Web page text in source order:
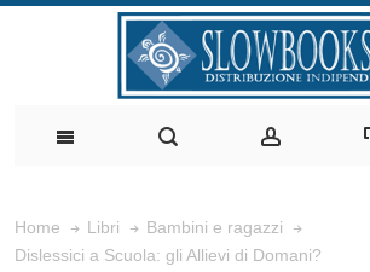
Home Libri
Bambini e ragazzi
Dislessici a Scuola: gli Allievi di Domani?